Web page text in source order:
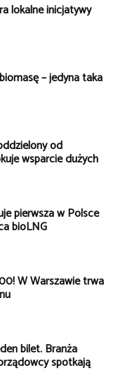
lokalne inicjatywy
– jedyna taka
od
wsparcie dużych
pierwsza w Polsce
bioLNG
W Warszawie trwa
bilet. Branża
spotkają